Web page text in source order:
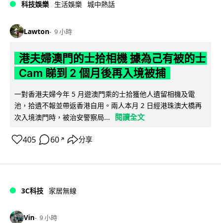
科技娛樂 生活娛樂 城中熱話
Lawton 9 小時
港夫婦澳門的士拾相機 據為己有被的士
Cam 睇到 2 個月後再入境被捕
一對香港夫婦今年 5 月遊澳門乘的士拾獲他人遺留相機及電
池，拾遺不報並帶返香港自用。兩人本月 2 日經港珠澳大橋再
次入境澳門時，被治安警察局...
閱讀全文
405 60 ↗ 分享
3C科技 家居無線
Vin 9 小時